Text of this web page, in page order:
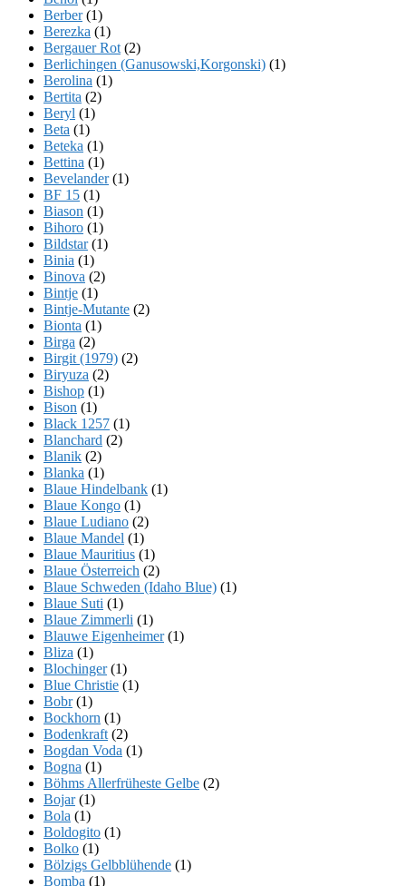
Berber(1)
Berezka (1)
Bergauer Rot (2)
Berlichingen (Ganusowski,Korgonski) (1)
Berolina (1)
Bertita (2)
Beryl (1)
Beta (1)
Beteka (1)
Bettina (1)
Bevelander(1)
BF 15 (1)
Biason (1)
Bihoro (1)
Bildstar(1)
Binia (1)
Binova (2)
Bintje (1)
Bintje-Mutante (2)
Bionta (1)
Birga (2)
Birgit (1979) (2)
Biryuza (2)
Bishop (1)
Bison (1)
Black 1257 (1)
Blanchard (2)
Blanik (2)
Blanka (1)
Blaue Hindelbank (1)
Blaue Kongo (1)
Blaue Ludiano (2)
Blaue Mandel (1)
Blaue Mauritius (1)
Blaue Österreich (2)
Blaue Schweden (Idaho Blue) (1)
Blaue Suti (1)
Blaue Zimmerli (1)
Blauwe Eigenheimer(1)
Bliza (1)
Blochinger(1)
Blue Christie (1)
Bobr(1)
Bockhorn (1)
Bodenkraft (2)
Bogdan Voda (1)
Bogna (1)
Böhms Allerfrüheste Gelbe (2)
Bojar(1)
Bola (1)
Boldogito (1)
Bolko (1)
Bölzigs Gelbblühende (1)
Bomba (1)